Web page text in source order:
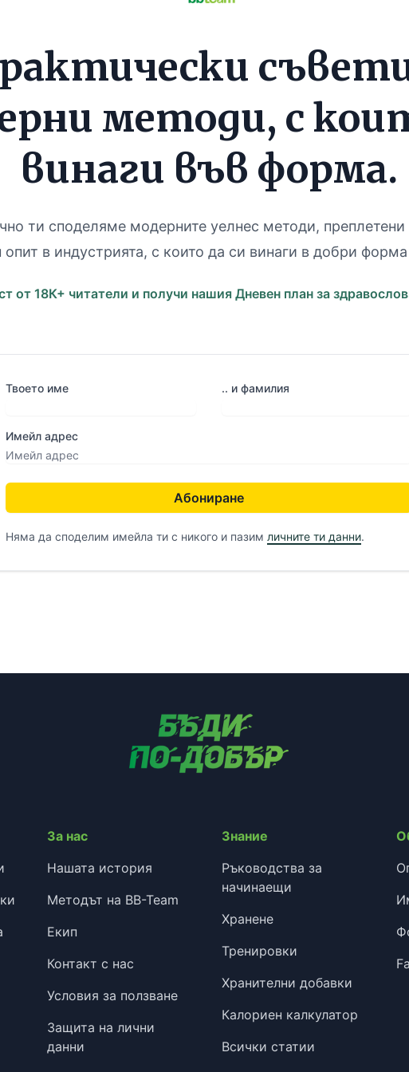
методи, с
винаги във форма.
ти споделяме модерните уелнес методи,
опит в индустрията, с които да си винаги в добри
от 18К+ читатели и получи нашия Дневен план за
Твоето име .. и фамилия
Имейл адрес
Абониране
Няма да споделим имейла ти с никого и пазим личните ти данни.
За нас
Нашата история
Методът на BB-Team
Екип
Контакт с нас
Условия за ползване
Защита на лични
данни
Знание
Ръководства за
начинаещи
Хранене
Тренировки
Хранителни добавки
Калориен калкулатор
Всички статии